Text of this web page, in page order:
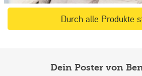
Durch alle Produkte
Dein Poster von